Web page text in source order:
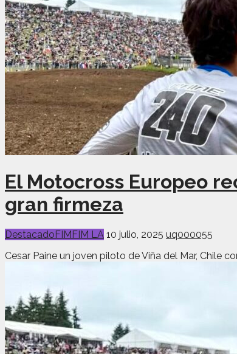
El Motocross Europeo
gran firmeza
DestacadoFIMFIM LA 10 julio, 2025 uq000055
Cesar Paine un joven piloto de Viña del Mar, Chile